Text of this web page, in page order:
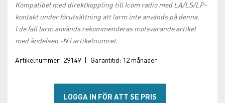
Kompatibel med direktkoppling till Icom radio med LA/LS/LP-
kontakt under förutsättning att larm inte används på denna.
I de fall larm används rekommenderas motsvarande artikel
med ändelsen -N i artikelnumret.
Artikelnummer: 29149 | Garantitid: 12 månader
LOGGA IN FÖR ATT SE PRIS